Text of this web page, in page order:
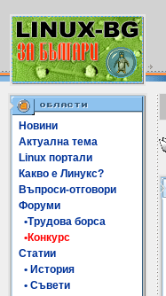
Новини
Актуална тема
Linux портали
Какво е Линукс?
Въпроси-отговори
Форуми
•Трудова борса
•Конкурс
Статии
• История
• Съвети